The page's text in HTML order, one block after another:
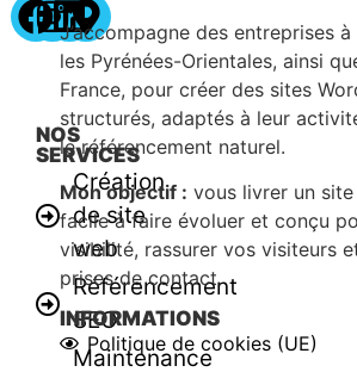
NOS
SERVICES
Création
de site
web
Référencement
SEO
Maintenance
J’accompagne des entreprises
les Pyrénées-Orientales, ainsi
France, pour créer des sites
structurés, adaptés à leur
le référencement naturel.
Mon objectif : vous livrer un
facile à faire évoluer et conçu
visibilité, rassurer vos visiteurs
prises de contact.
INFORMATIONS
Politique de cookies (UE)